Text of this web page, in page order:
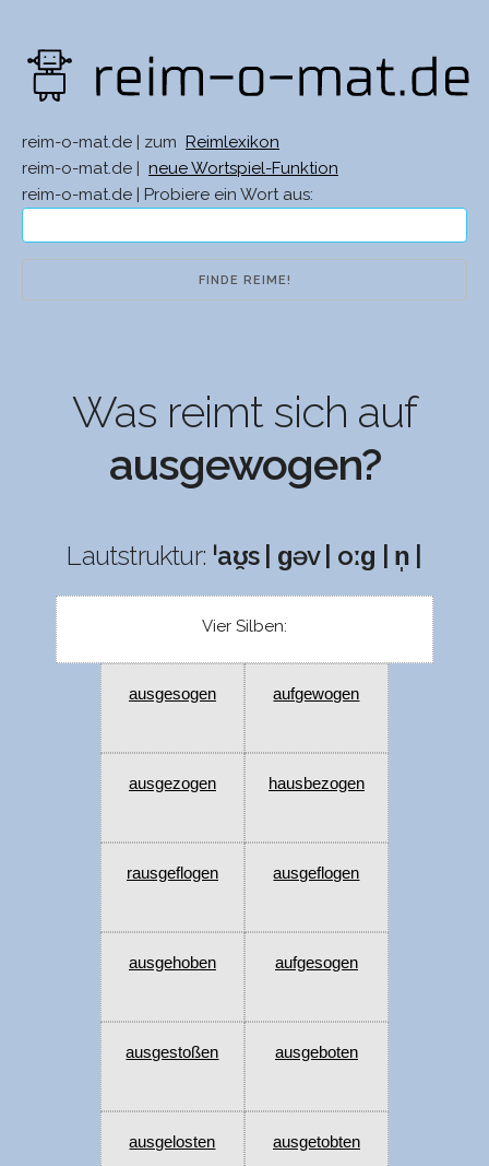
reim-o-mat.de | zum
Reimlexikon
reim-o-mat.de |
neue Wortspiel-Funktion
reim-o-mat.de | Probiere ein Wort aus:
Was reimt sich auf
ausgewogen?
Lautstruktur: ˈaʊ̯s | ɡəv | oːɡ | n̩ |
Vier Silben:
ausgesogen aufgewogen
ausgezogen hausbezogen
rausgeflogen ausgeflogen
ausgehoben aufgesogen
ausgestoßen ausgeboten
ausgelosten ausgetobten